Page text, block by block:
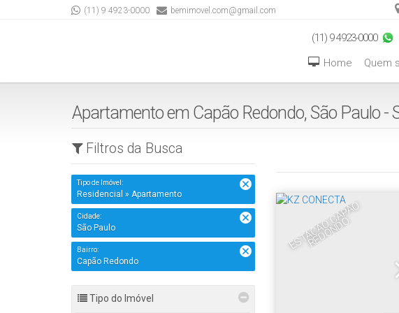
(11) 9 4923-0000 bemimovel.com@gmail.com
(11) 9 4923-0000
Quem
Home
Apartamento em Capão Redondo, São Paulo -
Filtros da Busca
Tipo de Imóvel:
Residencial » Apartamento
Cidade:
São Paulo
Bairro:
Capão Redondo
Tipo do Imóvel
E
S
T
A
Ç
Ã
O
C
A
P
Ã
O
R
E
D
O
N
D
O